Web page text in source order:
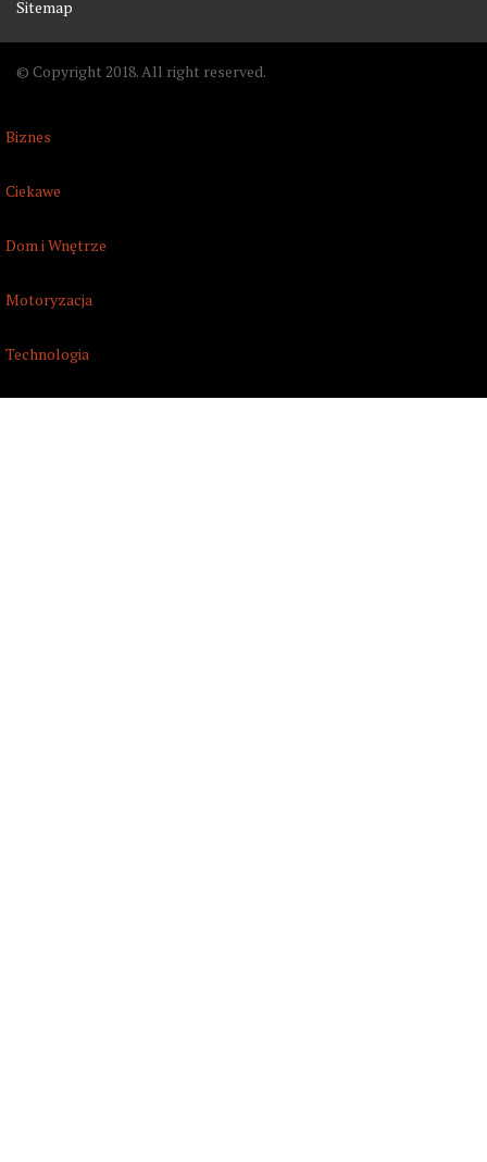
Sitemap
© Copyright 2018. All right reserved.
Biznes
Ciekawe
Dom i Wnętrze
Motoryzacja
Technologia